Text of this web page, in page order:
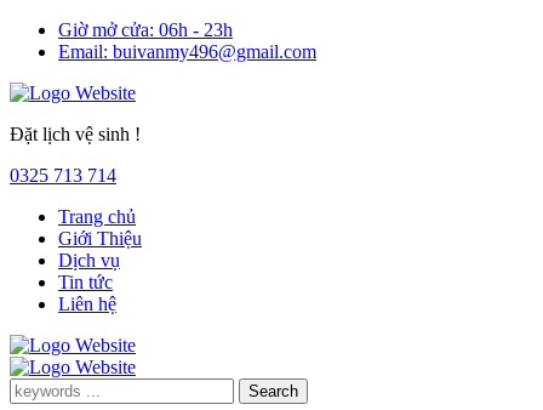
Giờ mở cửa: 06h - 23h
Email: buivanmy496@gmail.com
Đặt lịch vệ sinh !
0325 713 714
Trang chủ
Giới Thiệu
Dịch vụ
Tin tức
Liên hệ